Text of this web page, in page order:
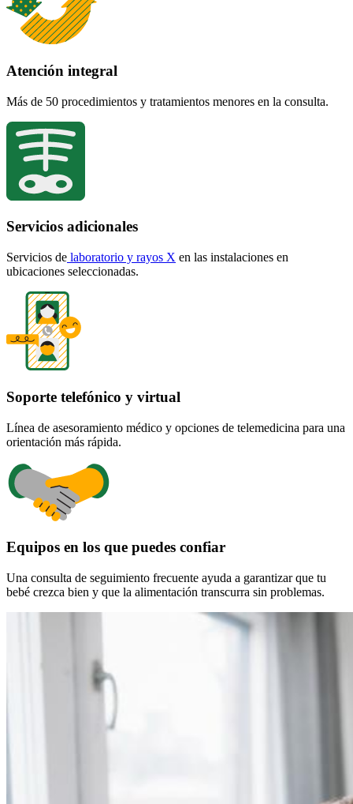
Atención integral
Más de 50 procedimientos y tratamientos menores en la consulta.
Servicios adicionales
Servicios de laboratorio y rayos X en las instalaciones en
ubicaciones seleccionadas.
Soporte telefónico y virtual
Línea de asesoramiento médico y opciones de telemedicina para una
orientación más rápida.
Equipos en los que puedes confiar
Una consulta de seguimiento frecuente ayuda a garantizar que tu
bebé crezca bien y que la alimentación transcurra sin problemas.